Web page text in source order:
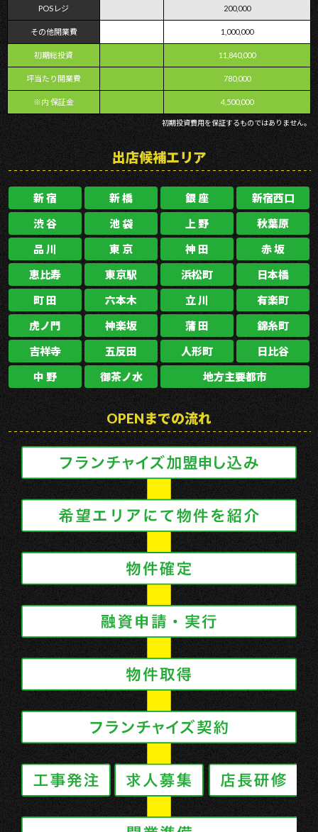
POSレジ 200,000
その他開業費 1,000,000
初期総投資 11,840,000
坪当たり開業費 780,000
※内 保証金 4,500,000
初期投資費用を保証するものではありません。
出店候補エリア
新 宿 新 橋 銀 座
新宿西口
渋 谷
池 袋 上 野
秋葉原
品 川
東 京 神 田
赤 坂
恵比寿
東京駅 浜松町
日本橋
町 田
六本木 立 川
有楽町
虎ノ門
神楽坂 蒲 田
錦糸町
吉祥寺
五反田 人形町
日比谷
中 野
御茶ノ水 地方主要都市
OPENまでの流れ